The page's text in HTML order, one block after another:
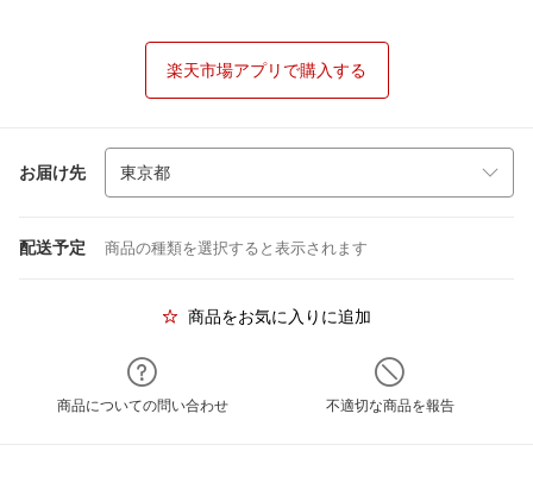
楽天市場アプリで購入する
お届け先
配送予定 商品の種類を選択すると表示されます
商品をお気に入りに追加
商品についての問い合わせ 不適切な商品を報告